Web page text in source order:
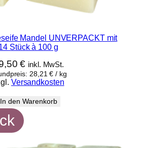
Mandel UNVERPACKT mit
Stück à 100 g
€ inkl. MwSt.
28,21€ / kg
Versandkosten
In den Warenkorb